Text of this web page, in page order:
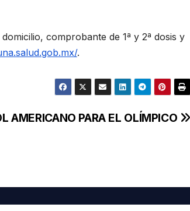
comprobante de 1ª y 2ª dosis y
.
AMERICANO PARA EL OLÍMPICO